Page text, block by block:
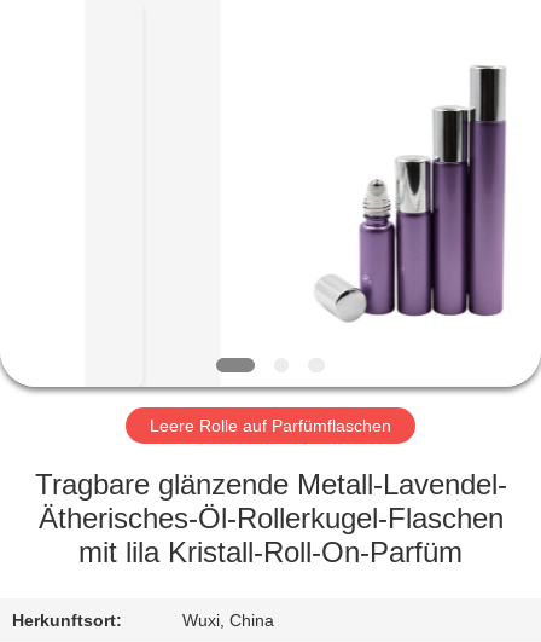
VR-
SHOW
ÜBER
UNS
Leere Rolle auf Parfümflaschen
‌Tragbare glänzende Metall-Lavendel-
Ätherisches-Öl-Rollerkugel-Flaschen
mit lila Kristall-Roll-On-Parfüm‌
Herkunftsort: Wuxi, China